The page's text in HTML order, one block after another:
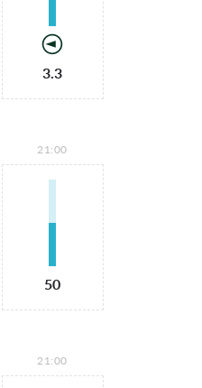
3.3
21:00
50
21:00